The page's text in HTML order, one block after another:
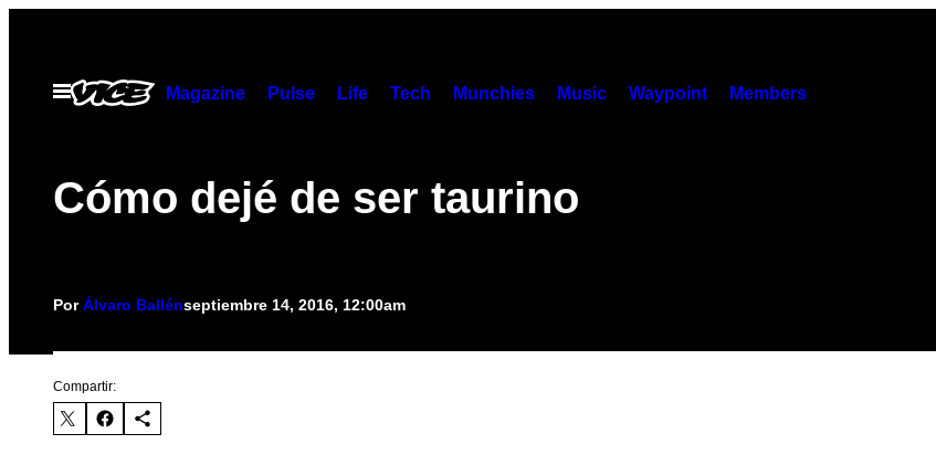
contenido
Abrir
Menú
Magazine Pulse Life Tech Munchies Music Waypoint Members
Cómo dejé de ser taurino
PorÁlvaro Ballénseptiembre 14, 2016, 12:00am
Compartir: